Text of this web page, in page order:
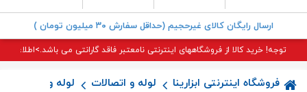
ارسال رایگان کالای غیرحجیم (حداقل سفارش ۳۰ میلیون تومان )
توجه! خرید کالا از فروشگاههای اینترنتی نامعتبر فاقد گارانتی می باشد.>اطلاعات
فروشگاه اینترنتی ابزارینا لوله و اتصالات لوله و اتصالات